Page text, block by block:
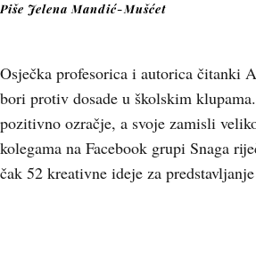
Piše Jelena Mandić-Mušćet
Osječka profesorica i autorica čitanki
bori protiv dosade u školskim
pozitivno ozračje, a svoje zamisli
kolegama na Facebook grupi Snaga
čak 52 kreativne ideje za